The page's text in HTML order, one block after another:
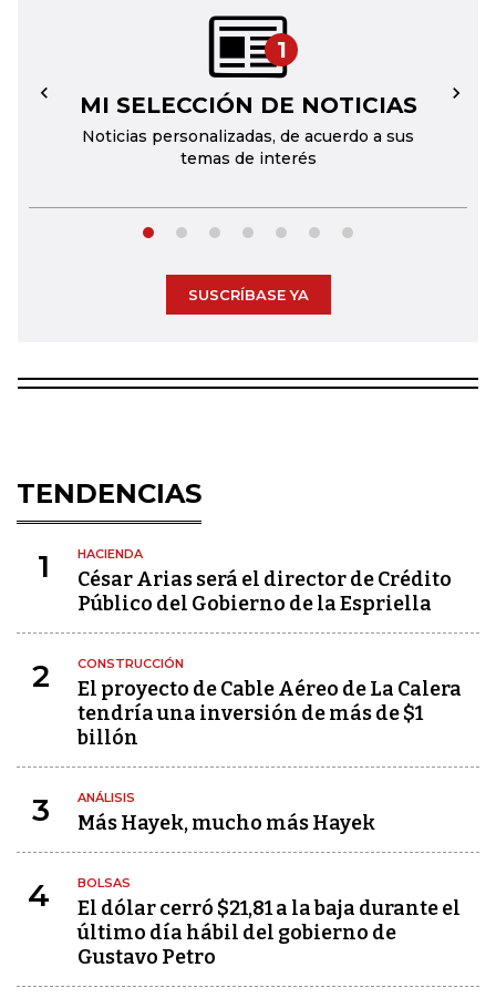
1
MI SELECCIÓN DE NOTICIAS
Noticias personalizadas, de acuerdo a sus
temas de interés
← →
SUSCRÍBASE YA
TENDENCIAS
1 HACIENDA
César Arias será el director de Crédito
Público del Gobierno de la Espriella
2 CONSTRUCCIÓN
El proyecto de Cable Aéreo de La Calera
tendría una inversión de más de $1
billón
3 ANÁLISIS
Más Hayek, mucho más Hayek
4 BOLSAS
El dólar cerró $21,81 a la baja durante el
último día hábil del gobierno de
Gustavo Petro